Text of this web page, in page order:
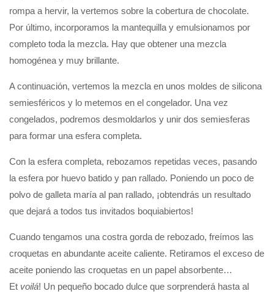
rompa a hervir, la vertemos sobre la cobertura de chocolate.
Por último, incorporamos la mantequilla y emulsionamos por
completo toda la mezcla. Hay que obtener una mezcla
homogénea y muy brillante.
A continuación, vertemos la mezcla en unos moldes de silicona
semiesféricos y lo metemos en el congelador. Una vez
congelados, podremos desmoldarlos y unir dos semiesferas
para formar una esfera completa.
Con la esfera completa, rebozamos repetidas veces, pasando
la esfera por huevo batido y pan rallado. Poniendo un poco de
polvo de galleta maría al pan rallado, ¡obtendrás un resultado
que dejará a todos tus invitados boquiabiertos!
Cuando tengamos una costra gorda de rebozado, freímos las
croquetas en abundante aceite caliente. Retiramos el exceso de
aceite poniendo las croquetas en un papel absorbente…
Et voilá! Un pequeño bocado dulce que sorprenderá hasta al